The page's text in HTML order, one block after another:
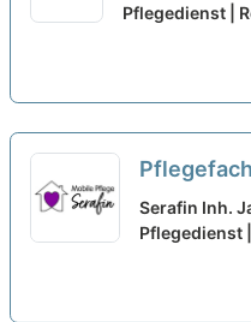
Team! neu
Pflegedienst |
( bis 80%)
in einem
Serafin Inh.
Pflegedienst